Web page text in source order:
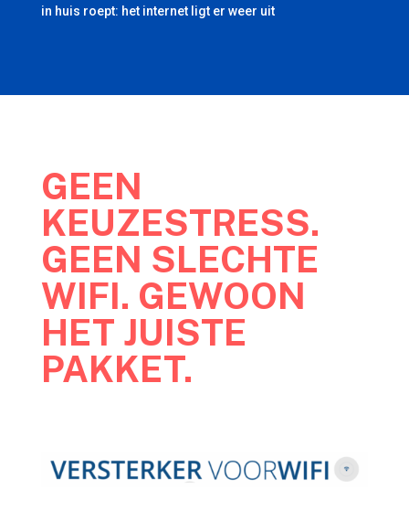
in huis roept: het internet ligt er weer uit
GEEN
KEUZESTRESS.
GEEN SLECHTE
WIFI. GEWOON
HET JUISTE
PAKKET.